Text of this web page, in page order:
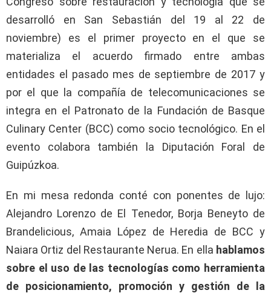
desarrolló en San Sebastián del 19 al 22 de
noviembre) es el primer proyecto en el que se
materializa el acuerdo firmado entre ambas
entidades el pasado mes de septiembre de 2017 y
por el que la compañía de telecomunicaciones se
integra en el Patronato de la Fundación de Basque
Culinary Center (BCC) como socio tecnológico. En el
evento colabora también la Diputación Foral de
Guipúzkoa.
En mi mesa redonda conté con ponentes de lujo:
Alejandro Lorenzo de El Tenedor, Borja Beneyto de
Brandelicious, Amaia López de Heredia de BCC y
Naiara Ortiz del Restaurante Nerua. En ella hablamos
sobre el uso de las tecnologías como herramienta
de posicionamiento, promoción y gestión de la